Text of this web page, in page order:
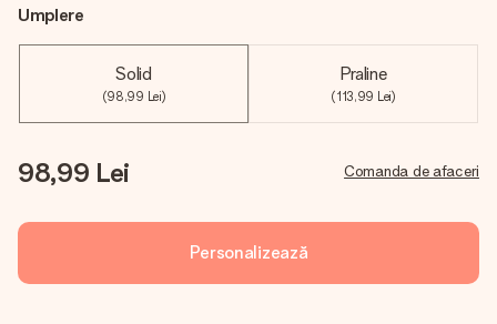
Umplere
Solid
(98,99 Lei)
Praline
(113,99 Lei)
98,99 Lei Comanda de afaceri
Personalizează